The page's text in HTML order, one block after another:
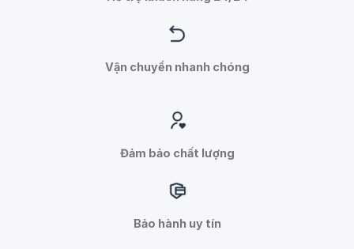
Vận chuyển nhanh chóng
Đảm bảo chất lượng
Bảo hành uy tín